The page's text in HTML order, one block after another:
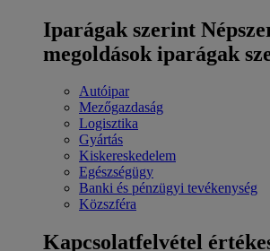
Iparágak szerint
megoldások iparágak
Autóipar
Mezőgazdaság
Logisztika
Gyártás
Kiskereskedelem
Egészségügy
Banki és pénzügyi tevékenység
Közszféra
Kapcsolatfelvétel